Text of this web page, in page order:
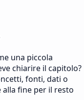
una piccola
chiarire il capitolo?
fonti, dati o
alla fine per il resto